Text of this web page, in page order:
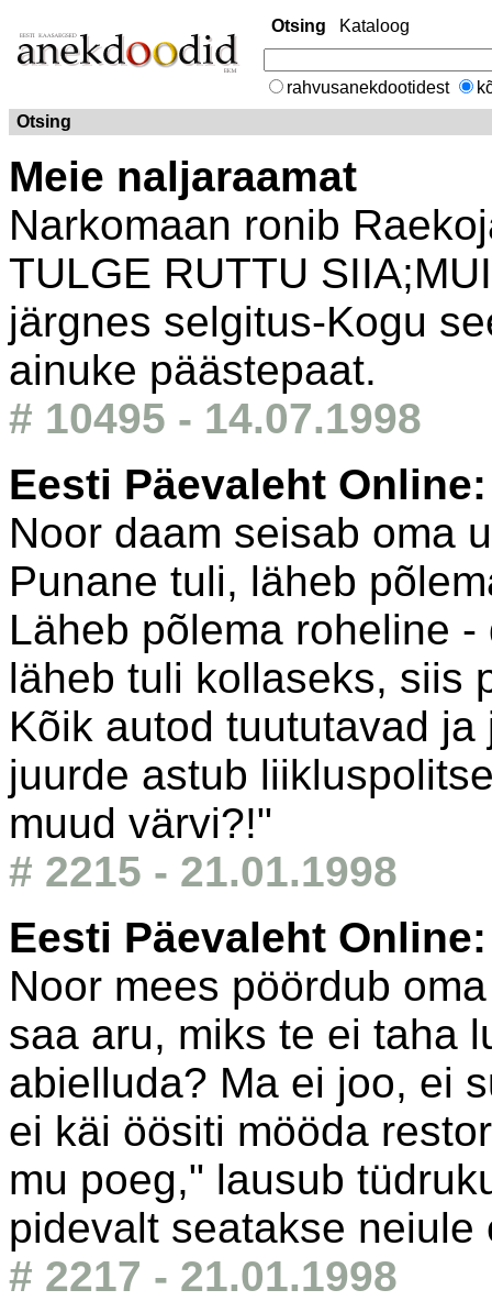
Otsing Kataloog
rahvusanekdootidest
Otsing
Meie naljaraamat
Narkomaan ronib
TULGE RUTTU
järgnes selgitus-Kogu
ainuke päästepaat.
# 10495 - 14.07.1998
Eesti Päevaleht
Noor daam seisab oma
Punane tuli, läheb
Läheb põlema roheline
läheb tuli kollaseks, siis
Kõik autod tuututavad
juurde astub
muud värvi?!"
# 2215 - 21.01.1998
Eesti Päevaleht
Noor mees pöördub
saa aru, miks te ei taha
abielluda? Ma ei joo, ei
ei käi öösiti mööda
mu poeg," lausub
pidevalt seatakse neiule
# 2217 - 21.01.1998